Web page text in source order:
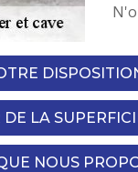
DE LA
NOUS